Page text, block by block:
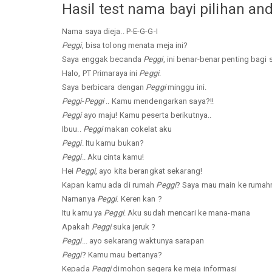
Hasil test nama bayi pilihan
Nama saya dieja.. P-E-G-G-I
Peggi, bisa tolong menata meja ini?
Saya enggak becanda Peggi, ini benar-benar penting bagi
Halo, PT Primaraya ini Peggi.
Saya berbicara dengan Peggiminggu ini.
Peggi-Peggi.. Kamu mendengarkan saya?!!
Peggiayo maju! Kamu peserta berikutnya..
Ibuu.. Peggimakan cokelat aku
Peggi. Itu kamu bukan?
Peggi.. Aku cinta kamu!
Hei Peggi, ayo kita berangkat sekarang!
Kapan kamu ada di rumah Peggi? Saya mau main ke
Namanya Peggi. Keren kan ?
Itu kamu ya Peggi. Aku sudah mencari ke mana-mana
Apakah Peggisuka jeruk ?
Peggi... ayo sekarang waktunya sarapan
Peggi? Kamu mau bertanya?
Kepada Peggidimohon segera ke meja informasi